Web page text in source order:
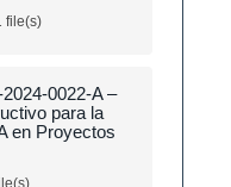
file(s)
0022-A –
para la
en Proyectos